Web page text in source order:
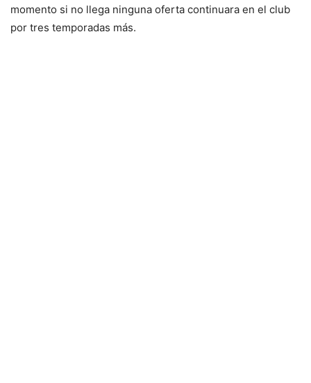
momento si no llega ninguna oferta continuara en el club
por tres temporadas más.